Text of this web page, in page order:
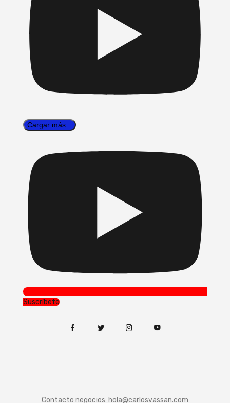
Cargar más...
Suscríbete
Contacto negocios: hola@carlosvassan.com